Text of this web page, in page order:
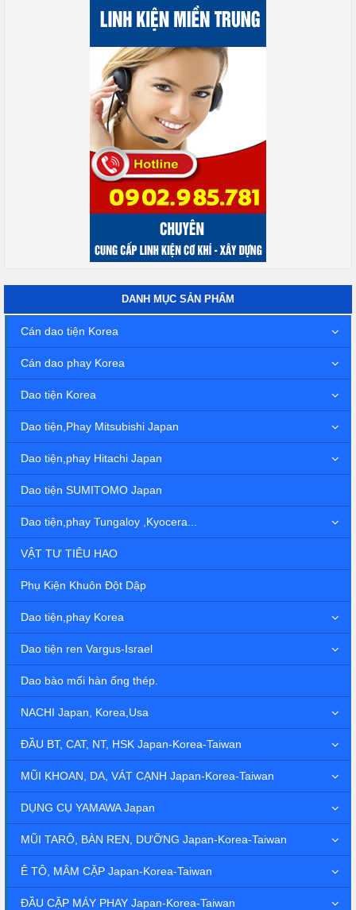
DANH MỤC SẢN PHẨM
Cán dao tiện Korea
Cán dao phay Korea
Dao tiện Korea
Dao tiện,Phay Mitsubishi Japan
Dao tiện,phay Hitachi Japan
Dao tiện SUMITOMO Japan
Dao tiện,phay Tungaloy ,Kyocera...
VẬT TƯ TIÊU HAO
Phụ Kiện Khuôn Đột Dập
Dao tiện,phay Korea
Dao tiện ren Vargus-Israel
Dao bào mối hàn ống thép.
NACHI Japan, Korea,Usa
ĐẦU BT, CAT, NT, HSK Japan-Korea-Taiwan
MŨI KHOAN, DA, VÁT CẠNH Japan-Korea-Taiwan
DỤNG CỤ YAMAWA Japan
MŨI TARÔ, BÀN REN, DƯỠNG Japan-Korea-Taiwan
Ê TÔ, MÂM CẶP Japan-Korea-Taiwan
ĐẦU CẶP MÁY PHAY Japan-Korea-Taiwan